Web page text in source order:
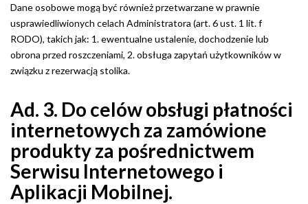
Dane osobowe mogą być również przetwarzane w prawnie
usprawiedliwionych celach Administratora (art. 6 ust. 1 lit. f
RODO), takich jak: 1. ewentualne ustalenie, dochodzenie lub
obrona przed roszczeniami, 2. obsługa zapytań użytkowników w
związku z rezerwacją stolika.
Ad. 3. Do celów obsługi płatności
internetowych za zamówione
produkty za pośrednictwem
Serwisu Internetowego i
Aplikacji Mobilnej.